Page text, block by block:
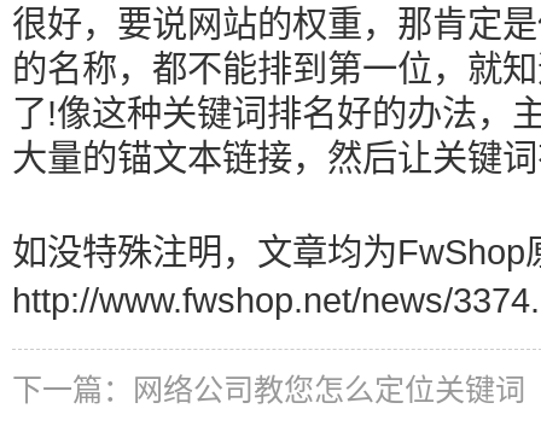
很好，要说网站的权重，那肯定
的名称，都不能排到第一位，就
了!像这种关键词排名好的办法，
大量的锚文本链接，然后让关键
如没特殊注明，文章均为FwShop
http://www.fwshop.net/news/
下一篇：
网络公司教您怎么定位关键词